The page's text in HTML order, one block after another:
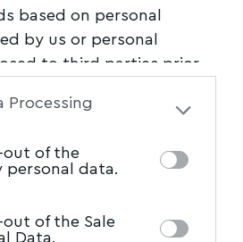
based on personal
by us or personal
to third parties prior
of your personal
This
be disclosed by us to
further disclose it to
Processing
of the
personal data.
of the Sale
Data.
προληπτικού
που θα
θα διαμόρφωνε ασφαλείς
κυκλοφορίας,
επίδικο τμήμα (Λάρισα
το εν λόγω